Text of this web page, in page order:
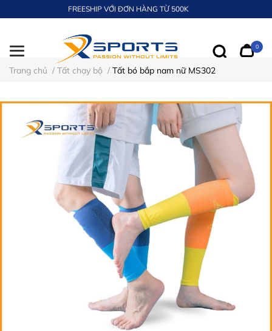
FREESHIP VỚI ĐƠN HÀNG TỪ 500K
0
Trang chủ / Tất chạy bộ / Tất bó bắp nam nữ MS302